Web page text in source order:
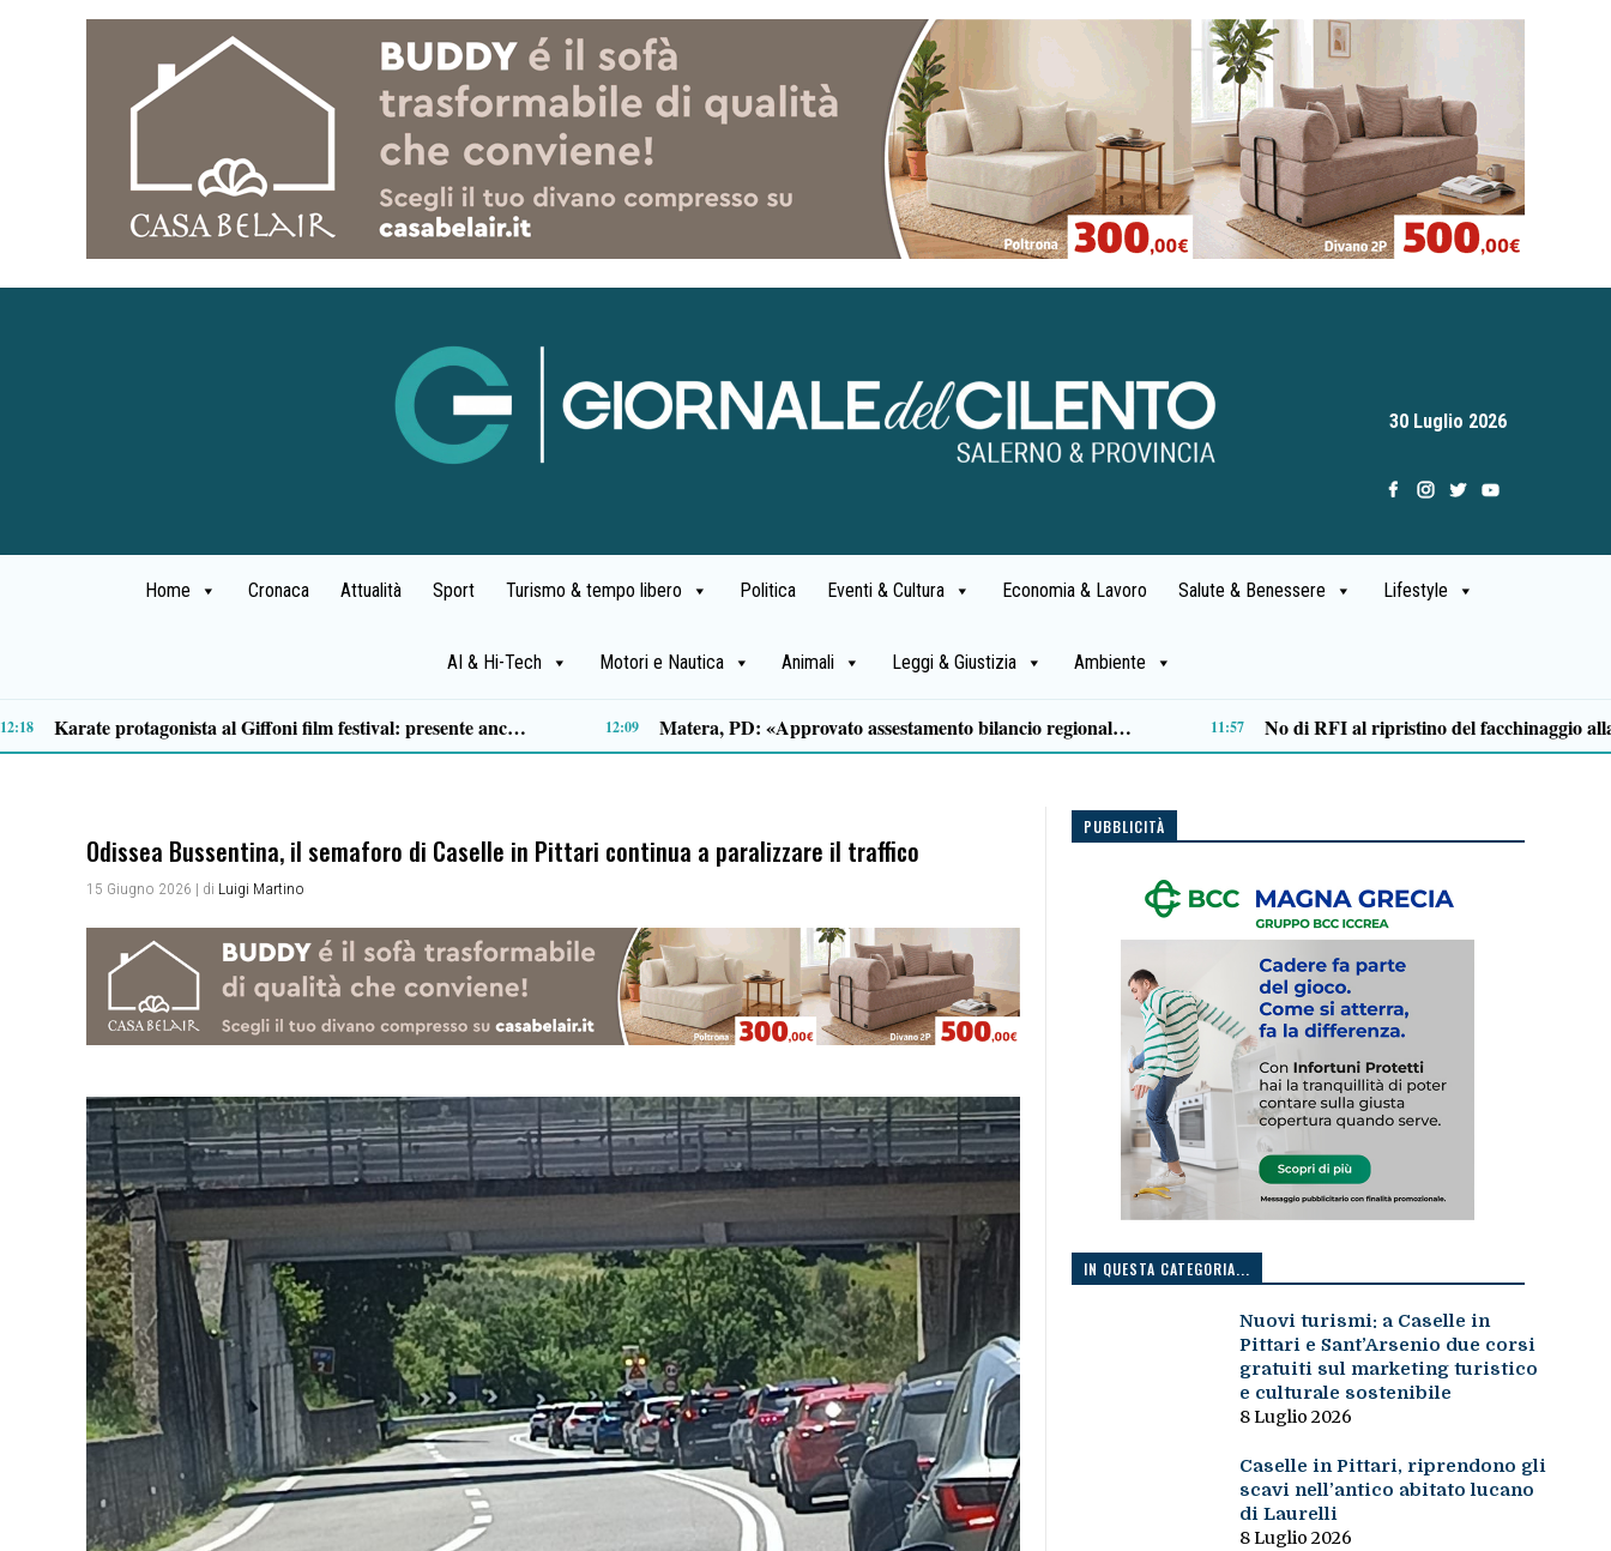
30 Luglio 2026
Home Cronaca Attualità Sport Turismo & tempo libero Politica Eventi & Cultura Economia & Lavoro Salute & Benessere Lifestyle
AI & Hi-Tech Motori e Nautica Animali Leggi & Giustizia Ambiente
Traffico di cocaina dal Sud America, la coppia arrestata è di Buonabitacolo: avrebbe rifornito il Vallo di Diano 10:12 Salerno: propaganda neonazista sul web, misura cautelare per un 25enne 09:49 Lite degenera a San Mango Piemonte: 35enne ferito con un coltello, denunciato un anziano 09:46
Odissea Bussentina, il semaforo di Caselle in Pittari continua a paralizzare il traffico
15 Giugno 2026 | di Luigi Martino
PUBBLICITÀ
IN QUESTA CATEGORIA...
Nuovi turismi: a Caselle in
Pittari e Sant’Arsenio due corsi
gratuiti sul marketing turistico
e culturale sostenibile
8 Luglio 2026
Caselle in Pittari, riprendono gli
scavi nell’antico abitato lucano
di Laurelli
8 Luglio 2026